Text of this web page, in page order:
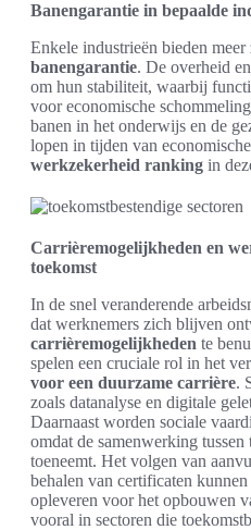
Banengarantie in bepaalde
Enkele industrieën bieden
banengarantie. De overheid
om hun stabiliteit, waarbij
voor economische
banen in het onderwijs en de
lopen in tijden van
werkzekerheid ranking in
Carrièremogelijkheden en
toekomst
In de snel veranderende
dat werknemers zich blijven
carrièremogelijkheden te
spelen een cruciale rol in het
voor een duurzame carrière.
zoals datanalyse en digitale
Daarnaast worden sociale
omdat de samenwerking tussen
toeneemt. Het volgen van
behalen van certificaten
opleveren voor het opbouwen
vooral in sectoren die